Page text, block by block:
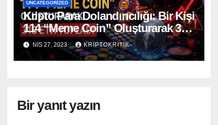
UNCATEGORIZED
Kripto Para Dolandırıcılığı: Bir Kişi
114 “Meme Coin” Oluşturarak 318
ETH Topladı
NIS 27, 2023 KRIPTOKRITIK
Bir yanıt yazın